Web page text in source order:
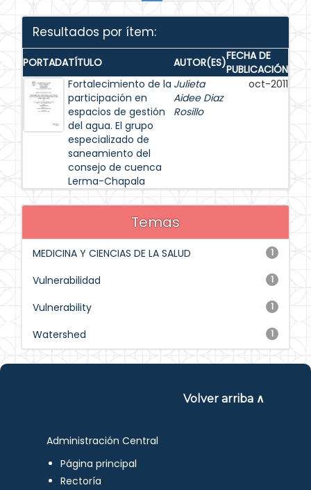
Resultados por ítem:
PORTADATÍTULO AUTOR(ES)FECHA DE
PUBLICACIÓN
Fortalecimiento de la
participación en
espacios de gestión
del agua. El grupo
especializado de
saneamiento del
consejo de cuenca
Lerma-Chapala
Julieta
Aidee Diaz
Rosillo
oct-2011
Temas
1
MEDICINA Y CIENCIAS DE LA SALUD
1
Vulnerabilidad
1
Vulnerability
1
Watershed
Volver arriba ∧
Administración Central
Página principal
Rectoría